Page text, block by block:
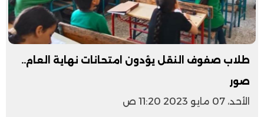
طلاب صفوف النقل يؤدون امتحانات نهاية العام..
صور
الأحد، 07 مايو 2023 11:20 ص